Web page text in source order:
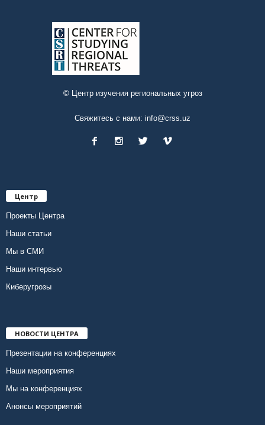
© Центр изучения региональных угроз
Свяжитесь с нами: info@crss.uz
Центр
Проекты Центра
Наши статьи
Мы в СМИ
Наши интервью
Киберугрозы
НОВОСТИ ЦЕНТРА
Презентации на конференциях
Наши мероприятия
Мы на конференциях
Анонсы мероприятий